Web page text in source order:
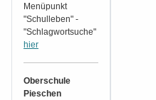
Menüpunkt
"Schulleben" -
"Schlagwortsuche"
hier
Oberschule
Pieschen